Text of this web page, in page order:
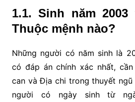
1.1. Sinh năm
Thuộc mệnh nào?
Những người có năm sinh là
có đáp án chính xác nhất,
can và Địa chi trong thuyết ngũ
người có ngày sinh từ